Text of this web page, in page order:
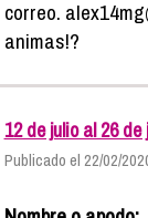
correo.
animas!?
12 de julio al 26
Publicado el 22/02/